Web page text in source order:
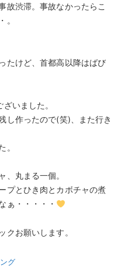
故渋滞。事故なかったらこ
。
たけど、首都高以降はばび
いました。
し作ったので(笑)、また行き
。
、丸まる一個。
プとひき肉とカボチャの煮
ぁ・・・・・
クお願いします。
グ